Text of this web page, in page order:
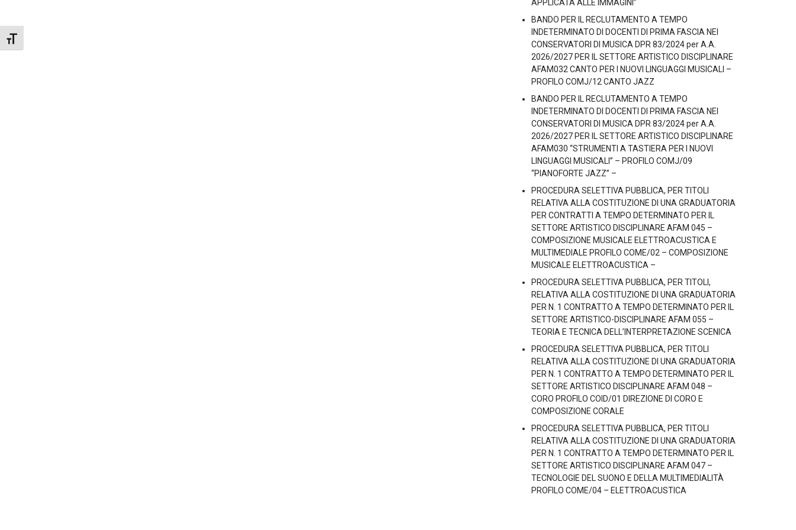
Attiva/disattiva dimensione testo
APPLICATA ALLE IMMAGINI”
BANDO PER IL RECLUTAMENTO A TEMPO
INDETERMINATO DI DOCENTI DI PRIMA FASCIA NEI
CONSERVATORI DI MUSICA DPR 83/2024 per A.A.
2026/2027 PER IL SETTORE ARTISTICO DISCIPLINARE
AFAM032 CANTO PER I NUOVI LINGUAGGI MUSICALI –
PROFILO COMJ/12 CANTO JAZZ
BANDO PER IL RECLUTAMENTO A TEMPO
INDETERMINATO DI DOCENTI DI PRIMA FASCIA NEI
CONSERVATORI DI MUSICA DPR 83/2024 per A.A.
2026/2027 PER IL SETTORE ARTISTICO DISCIPLINARE
AFAM030 “STRUMENTI A TASTIERA PER I NUOVI
LINGUAGGI MUSICALI” – PROFILO COMJ/09
“PIANOFORTE JAZZ” –
PROCEDURA SELETTIVA PUBBLICA, PER TITOLI
RELATIVA ALLA COSTITUZIONE DI UNA GRADUATORIA
PER CONTRATTI A TEMPO DETERMINATO PER IL
SETTORE ARTISTICO DISCIPLINARE AFAM 045 –
COMPOSIZIONE MUSICALE ELETTROACUSTICA E
MULTIMEDIALE PROFILO COME/02 – COMPOSIZIONE
MUSICALE ELETTROACUSTICA –
PROCEDURA SELETTIVA PUBBLICA, PER TITOLI,
RELATIVA ALLA COSTITUZIONE DI UNA GRADUATORIA
PER N. 1 CONTRATTO A TEMPO DETERMINATO PER IL
SETTORE ARTISTICO-DISCIPLINARE AFAM 055 –
TEORIA E TECNICA DELL’INTERPRETAZIONE SCENICA
PROCEDURA SELETTIVA PUBBLICA, PER TITOLI
RELATIVA ALLA COSTITUZIONE DI UNA GRADUATORIA
PER N. 1 CONTRATTO A TEMPO DETERMINATO PER IL
SETTORE ARTISTICO DISCIPLINARE AFAM 048 –
CORO PROFILO COID/01 DIREZIONE DI CORO E
COMPOSIZIONE CORALE
PROCEDURA SELETTIVA PUBBLICA, PER TITOLI
RELATIVA ALLA COSTITUZIONE DI UNA GRADUATORIA
PER N. 1 CONTRATTO A TEMPO DETERMINATO PER IL
SETTORE ARTISTICO DISCIPLINARE AFAM 047 –
TECNOLOGIE DEL SUONO E DELLA MULTIMEDIALITÀ
PROFILO COME/04 – ELETTROACUSTICA